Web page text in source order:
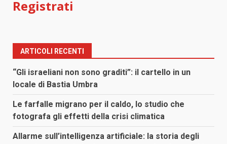
Registrati
ARTICOLI RECENTI
“Gli israeliani non sono graditi”: il cartello in un
locale di Bastia Umbra
Le farfalle migrano per il caldo, lo studio che
fotografa gli effetti della crisi climatica
Allarme sull’intelligenza artificiale: la storia degli